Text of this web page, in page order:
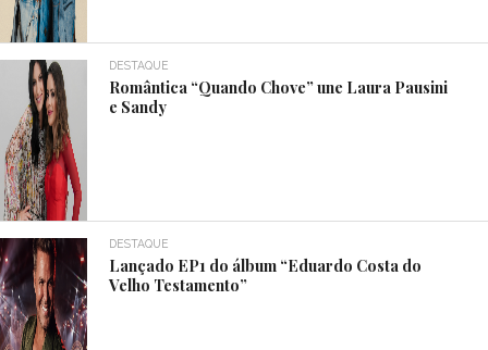
DESTAQUE
Romântica “Quando Chove” une Laura Pausini
e Sandy
DESTAQUE
Lançado EP1 do álbum “Eduardo Costa do
Velho Testamento”